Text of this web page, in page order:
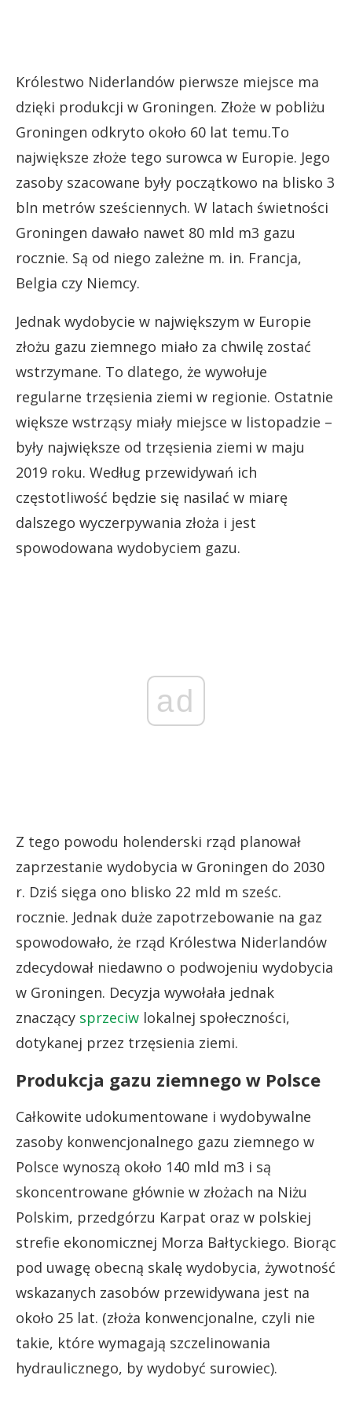
Królestwo Niderlandów pierwsze miejsce ma
dzięki produkcji w Groningen. Złoże w pobliżu
Groningen odkryto około 60 lat temu.To
największe złoże tego surowca w Europie. Jego
zasoby szacowane były początkowo na blisko 3
bln metrów sześciennych. W latach świetności
Groningen dawało nawet 80 mld m3 gazu
rocznie. Są od niego zależne m. in. Francja,
Belgia czy Niemcy.
Jednak wydobycie w największym w Europie
złożu gazu ziemnego miało za chwilę zostać
wstrzymane. To dlatego, że wywołuje
regularne trzęsienia ziemi w regionie. Ostatnie
większe wstrząsy miały miejsce w listopadzie –
były największe od trzęsienia ziemi w maju
2019 roku. Według przewidywań ich
częstotliwość będzie się nasilać w miarę
dalszego wyczerpywania złoża i jest
spowodowana wydobyciem gazu.
ad
Z tego powodu holenderski rząd planował
zaprzestanie wydobycia w Groningen do 2030
r. Dziś sięga ono blisko 22 mld m sześc.
rocznie. Jednak duże zapotrzebowanie na gaz
spowodowało, że rząd Królestwa Niderlandów
zdecydował niedawno o podwojeniu wydobycia
w Groningen. Decyzja wywołała jednak
znaczący sprzeciw lokalnej społeczności,
dotykanej przez trzęsienia ziemi.
Produkcja gazu ziemnego w Polsce
Całkowite udokumentowane i wydobywalne
zasoby konwencjonalnego gazu ziemnego w
Polsce wynoszą około 140 mld m3 i są
skoncentrowane głównie w złożach na Niżu
Polskim, przedgórzu Karpat oraz w polskiej
strefie ekonomicznej Morza Bałtyckiego. Biorąc
pod uwagę obecną skalę wydobycia, żywotność
wskazanych zasobów przewidywana jest na
około 25 lat. (złoża konwencjonalne, czyli nie
takie, które wymagają szczelinowania
hydraulicznego, by wydobyć surowiec).